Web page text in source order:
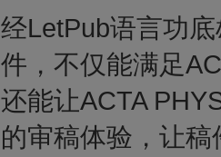
经LetPub语言功
件，不仅能满足
还能让ACTA
的审稿体验，让